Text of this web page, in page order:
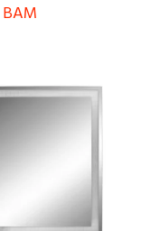
BAM